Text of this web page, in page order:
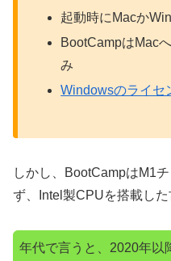
起動時にMacか
BootCampはMac
み
Windowsのライセ
しかし、BootCampはM1
ず、Intel製CPUを搭載した
年代で言うと、2020年以